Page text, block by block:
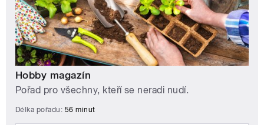
Hobby magazín
Pořad pro všechny, kteří se neradi nudí.
Délka pořadu: 56 minut